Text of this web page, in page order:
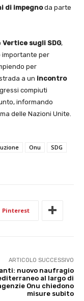
di impegnoda parte
Vertice sugli SDG,
importante per
per
a un incontro
compiuti
informando
delle Nazioni Unite.
Onu
SDG
Pinterest
ARTICOLO SUCCESSIVO
nuovo naufragio
al largo di
Onu chiedono
misure subito